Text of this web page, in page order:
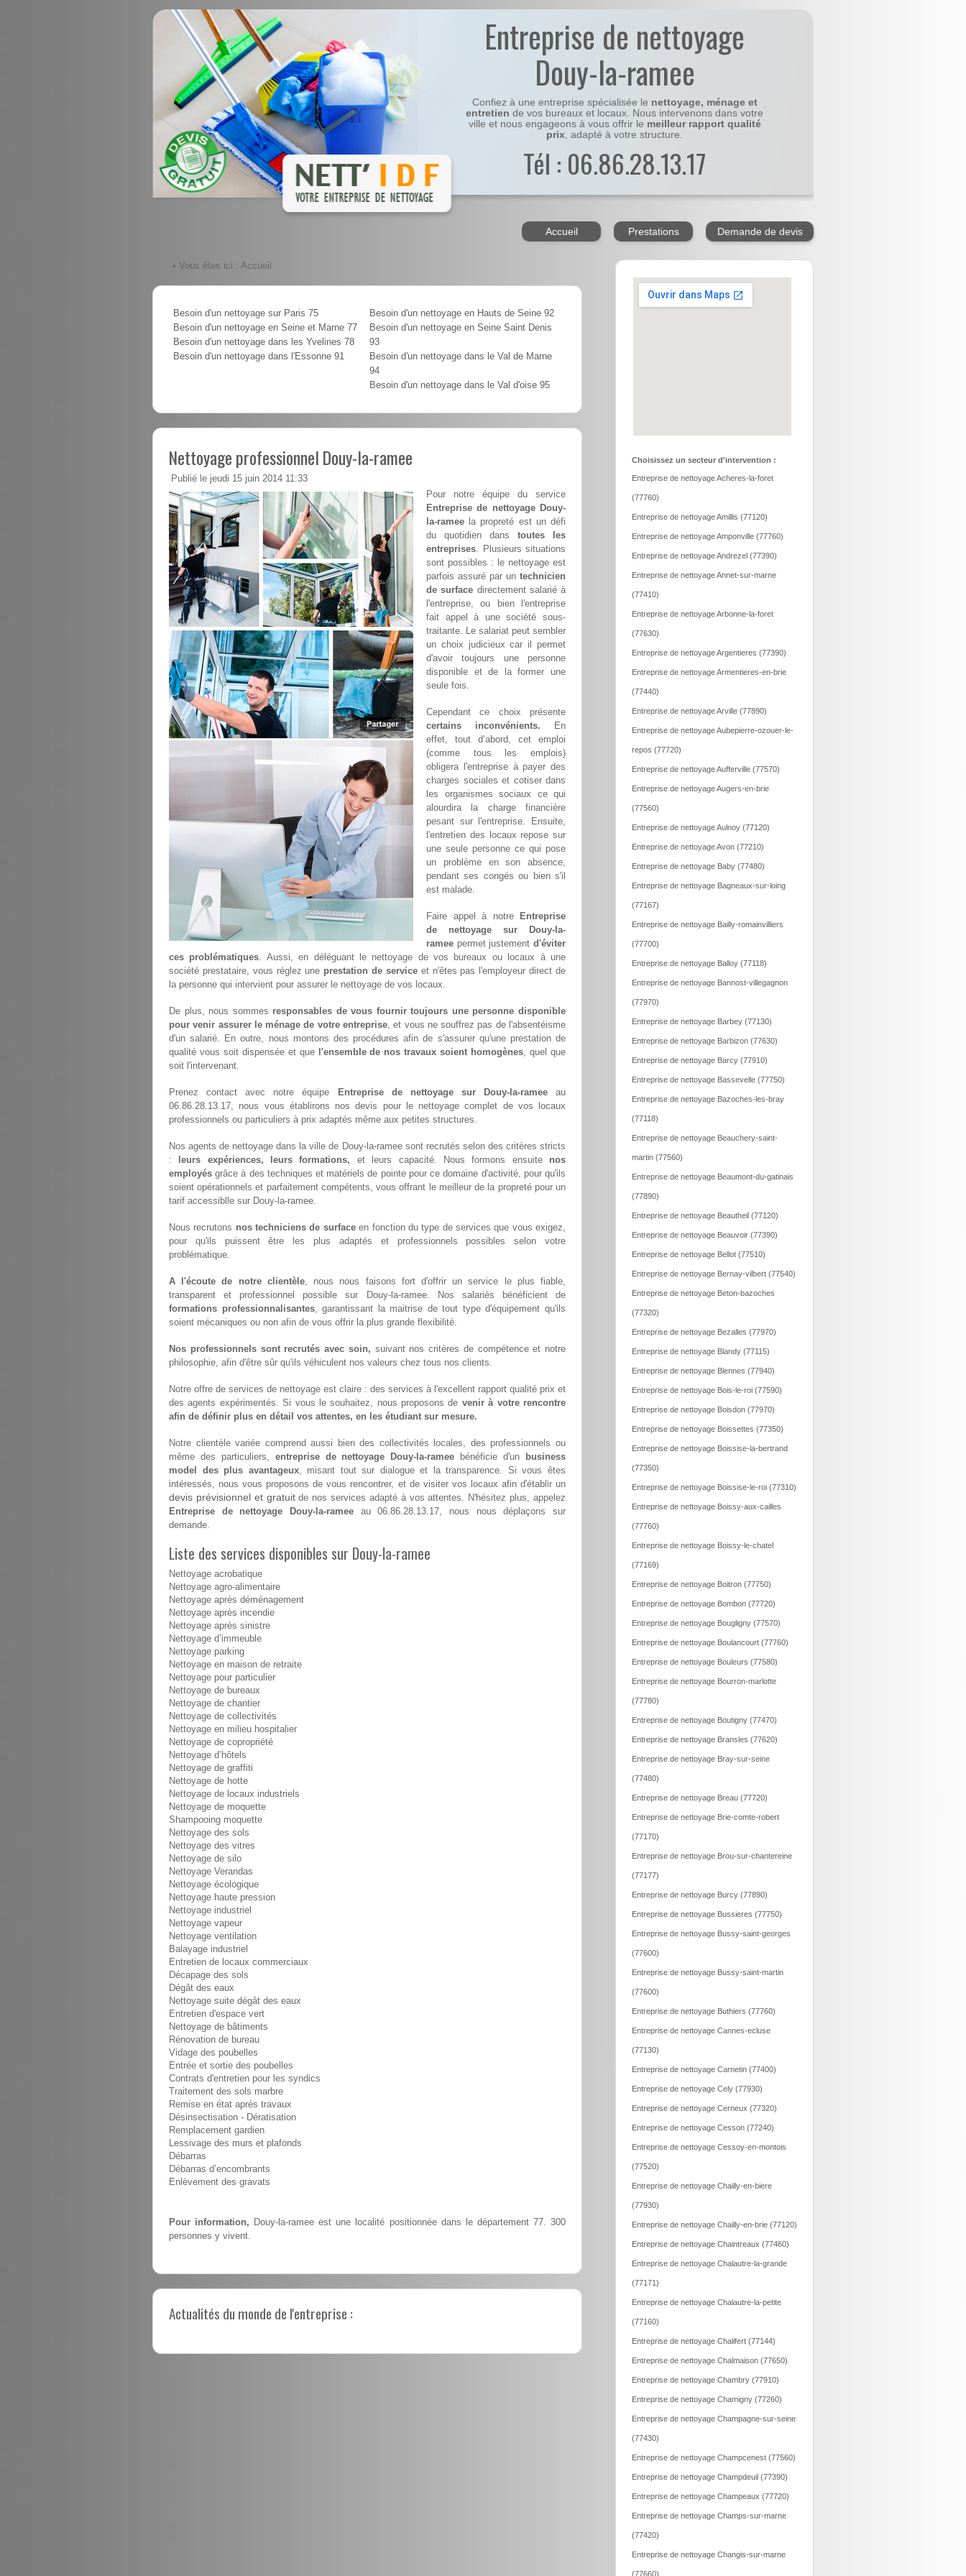
Entreprise de nettoyage
Douy-la-ramee
Confiez à une entreprise spécialisée le nettoyage, ménage et
entretien de vos bureaux et locaux. Nous intervenons dans votre
ville et nous engageons à vous offrir le meilleur rapport qualité
prix, adapté à votre structure.
Tél : 06.86.28.13.17
Accueil Prestations Demande de devis
• Vous êtes ici : Accueil
Besoin d'un nettoyage sur Paris 75
Besoin d'un nettoyage en Seine et Marne 77
Besoin d'un nettoyage dans les Yvelines 78
Besoin d'un nettoyage dans l'Essonne 91
Besoin d'un nettoyage en Hauts de Seine 92
Besoin d'un nettoyage en Seine Saint Denis
93
Besoin d'un nettoyage dans le Val de Marne
94
Besoin d'un nettoyage dans le Val d'oise 95
Nettoyage professionnel Douy-la-ramee
Publié le jeudi 15 juin 2014 11:33
Pour notre équipe du service
Entreprise de nettoyage Douy-
la-ramee la propreté est un défi
du quotidien dans toutes les
entreprises. Plusieurs situations
sont possibles : le nettoyage est
parfois assuré par un technicien
de surface directement salarié à
l'entreprise, ou bien l'entreprise
fait appel à une société sous-
traitante. Le salariat peut sembler
un choix judicieux car il permet
d'avoir toujours une personne
disponible et de la former une
seule fois.
Cependant ce choix présente
certains inconvénients. En
effet, tout d‘abord, cet emploi
(comme tous les emplois)
obligera l'entreprise à payer des
charges sociales et cotiser dans
les organismes sociaux ce qui
alourdira la charge financière
pesant sur l'entreprise. Ensuite,
l'entretien des locaux repose sur
une seule personne ce qui pose
un problème en son absence,
pendant ses congés ou bien s'il
est malade.
Faire appel à notre
Entreprise
de nettoyage sur Douy-la-
ramee permet justement d'éviter
ces problématiques. Aussi, en déléguant le nettoyage de vos bureaux ou locaux à une
société prestataire, vous réglez une prestation de serviceet n'êtes pas l'employeur direct de
la personne qui intervient pour assurer le nettoyage de vos locaux.
De plus, nous sommes responsables de vous fournir toujours une personne disponible
pour venir assurer le ménage de votre entreprise, et vous ne souffrez pas de l'absentéisme
d'un salarié. En outre, nous montons des procédures afin de s'assurer qu'une prestation de
qualité vous soit dispensée et que l'ensemble de nos travaux soient homogènes, quel que
soit l'intervenant.
Prenez contact avec notre équipe Entreprise de nettoyage sur Douy-la-rameeau
06.86.28.13.17, nous vous établirons nos devis pour le nettoyage complet de vos locaux
professionnels ou particuliers à prix adaptés même aux petites structures.
Nos agents de nettoyage dans la ville de Douy-la-ramee sont recrutés selon des critères stricts
:
leurs expériences, leurs formations, et leurs capacité. Nous formons ensuite nos
employés grâce à des techniques et matériels de pointe pour ce domaine d'activité, pour qu'ils
soient opérationnels et parfaitement compétents, vous offrant le meilleur de la propreté pour un
tarif accessiblle sur Douy-la-ramee.
Nous recrutons nos techniciens de surfaceen fonction du type de services que vous exigez,
pour qu'ils puissent être les plus adaptés et professionnels possibles selon votre
problématique.
A l'écoute de notre clientèle, nous nous faisons fort d'offrir un service le plus fiable,
transparent et professionnel possible sur Douy-la-ramee. Nos salariés bénéficient de
formations professionnalisantes, garantissant la maitrise de tout type d'équipement qu'ils
soient mécaniques ou non afin de vous offrir la plus grande flexibilité.
Nos professionnels sont recrutés avec soin, suivant nos critères de compétence et notre
philosophie, afin d'être sûr qu'ils véhiculent nos valeurs chez tous nos clients.
Notre offre de services de nettoyage est claire : des services à l'excellent rapport qualité prix et
des agents expérimentés. Si vous le souhaitez, nous proposons de venir à votre rencontre
afin de définir plus en détail vos attentes, en les étudiant sur mesure.
Notre clientèle variée comprend aussi bien des collectivités locales, des professionnels ou
même des particuliers, entreprise de nettoyage Douy-la-ramee bénéficie d'un
business
model des plus avantageux, misant tout sur dialogue et la transparence. Si vous êtes
intéressés, nous vous proposons de vous rencontrer, et de visiter vos locaux afin d'établir un
devis prévisionnel et gratuitde nos services adapté à vos attentes. N'hésitez plus, appelez
Entreprise de nettoyage Douy-la-ramee au 06.86.28.13.17, nous nous déplaçons sur
demande.
Liste des services disponibles sur Douy-la-ramee
Nettoyage acrobatique
Nettoyage agro-alimentaire
Nettoyage après déménagement
Nettoyage après incendie
Nettoyage après sinistre
Nettoyage d’immeuble
Nettoyage parking
Nettoyage en maison de retraite
Nettoyage pour particulier
Nettoyage de bureaux
Nettoyage de chantier
Nettoyage de collectivités
Nettoyage en milieu hospitalier
Nettoyage de copropriété
Nettoyage d’hôtels
Nettoyage de graffiti
Nettoyage de hotte
Nettoyage de locaux industriels
Nettoyage de moquette
Shampooing moquette
Nettoyage des sols
Nettoyage des vitres
Nettoyage de silo
Nettoyage Verandas
Nettoyage écologique
Nettoyage haute pression
Nettoyage industriel
Nettoyage vapeur
Nettoyage ventilation
Balayage industriel
Entretien de locaux commerciaux
Décapage des sols
Dégât des eaux
Nettoyage suite dégât des eaux
Entretien d'espace vert
Nettoyage de bâtiments
Rénovation de bureau
Vidage des poubelles
Entrée et sortie des poubelles
Contrats d'entretien pour les syndics
Traitement des sols marbre
Remise en état aprés travaux
Désinsectisation - Dératisation
Remplacement gardien
Lessivage des murs et plafonds
Débarras
Débarras d’encombrants
Enlèvement des gravats
Pour information, Douy-la-ramee est une localité positionnée dans le département 77. 300
personnes y vivent.
Actualités du monde de l'entreprise :
Choisissez un secteur d'intervention :
Entreprise de nettoyage Acheres-la-foret
(77760)
Entreprise de nettoyage Amillis (77120)
Entreprise de nettoyage Amponville (77760)
Entreprise de nettoyage Andrezel (77390)
Entreprise de nettoyage Annet-sur-marne
(77410)
Entreprise de nettoyage Arbonne-la-foret
(77630)
Entreprise de nettoyage Argentieres (77390)
Entreprise de nettoyage Armentieres-en-brie
(77440)
Entreprise de nettoyage Arville (77890)
Entreprise de nettoyage Aubepierre-ozouer-le-
repos (77720)
Entreprise de nettoyage Aufferville (77570)
Entreprise de nettoyage Augers-en-brie
(77560)
Entreprise de nettoyage Aulnoy (77120)
Entreprise de nettoyage Avon (77210)
Entreprise de nettoyage Baby (77480)
Entreprise de nettoyage Bagneaux-sur-loing
(77167)
Entreprise de nettoyage Bailly-romainvilliers
(77700)
Entreprise de nettoyage Balloy (77118)
Entreprise de nettoyage Bannost-villegagnon
(77970)
Entreprise de nettoyage Barbey (77130)
Entreprise de nettoyage Barbizon (77630)
Entreprise de nettoyage Barcy (77910)
Entreprise de nettoyage Bassevelle (77750)
Entreprise de nettoyage Bazoches-les-bray
(77118)
Entreprise de nettoyage Beauchery-saint-
martin (77560)
Entreprise de nettoyage Beaumont-du-gatinais
(77890)
Entreprise de nettoyage Beautheil (77120)
Entreprise de nettoyage Beauvoir (77390)
Entreprise de nettoyage Bellot (77510)
Entreprise de nettoyage Bernay-vilbert (77540)
Entreprise de nettoyage Beton-bazoches
(77320)
Entreprise de nettoyage Bezalles (77970)
Entreprise de nettoyage Blandy (77115)
Entreprise de nettoyage Blennes (77940)
Entreprise de nettoyage Bois-le-roi (77590)
Entreprise de nettoyage Boisdon (77970)
Entreprise de nettoyage Boissettes (77350)
Entreprise de nettoyage Boissise-la-bertrand
(77350)
Entreprise de nettoyage Boissise-le-roi (77310)
Entreprise de nettoyage Boissy-aux-cailles
(77760)
Entreprise de nettoyage Boissy-le-chatel
(77169)
Entreprise de nettoyage Boitron (77750)
Entreprise de nettoyage Bombon (77720)
Entreprise de nettoyage Bougligny (77570)
Entreprise de nettoyage Boulancourt (77760)
Entreprise de nettoyage Bouleurs (77580)
Entreprise de nettoyage Bourron-marlotte
(77780)
Entreprise de nettoyage Boutigny (77470)
Entreprise de nettoyage Bransles (77620)
Entreprise de nettoyage Bray-sur-seine
(77480)
Entreprise de nettoyage Breau (77720)
Entreprise de nettoyage Brie-comte-robert
(77170)
Entreprise de nettoyage Brou-sur-chantereine
(77177)
Entreprise de nettoyage Burcy (77890)
Entreprise de nettoyage Bussieres (77750)
Entreprise de nettoyage Bussy-saint-georges
(77600)
Entreprise de nettoyage Bussy-saint-martin
(77600)
Entreprise de nettoyage Buthiers (77760)
Entreprise de nettoyage Cannes-ecluse
(77130)
Entreprise de nettoyage Carnetin (77400)
Entreprise de nettoyage Cely (77930)
Entreprise de nettoyage Cerneux (77320)
Entreprise de nettoyage Cesson (77240)
Entreprise de nettoyage Cessoy-en-montois
(77520)
Entreprise de nettoyage Chailly-en-biere
(77930)
Entreprise de nettoyage Chailly-en-brie (77120)
Entreprise de nettoyage Chaintreaux (77460)
Entreprise de nettoyage Chalautre-la-grande
(77171)
Entreprise de nettoyage Chalautre-la-petite
(77160)
Entreprise de nettoyage Chalifert (77144)
Entreprise de nettoyage Chalmaison (77650)
Entreprise de nettoyage Chambry (77910)
Entreprise de nettoyage Chamigny (77260)
Entreprise de nettoyage Champagne-sur-seine
(77430)
Entreprise de nettoyage Champcenest (77560)
Entreprise de nettoyage Champdeuil (77390)
Entreprise de nettoyage Champeaux (77720)
Entreprise de nettoyage Champs-sur-marne
(77420)
Entreprise de nettoyage Changis-sur-marne
(77660)